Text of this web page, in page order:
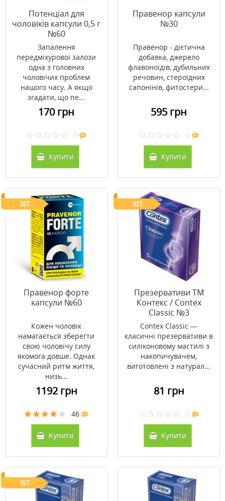
Потенціал для
чоловіків капсули 0,5 г
№60
Запалення
передміхурової залози
одна з головних
чоловічих проблем
нашого часу. А якщо
згадати, що пе...
170 грн
0
Купити
Правенор капсули
№30
Правенор - дієтична
добавка, джерело
флавоноїдів, дубильних
речовин, стероїдних
сапонінів, фитостери...
595 грн
0
Купити
ХІТ
Правенор форте
капсули №60
Кожен чоловік
намагається зберегти
свою чоловічу силу
якомога довше. Однак
сучасний ритм життя,
низь...
1192 грн
46
Купити
ХІТ
Презервативи ТМ
Контекс / Contex
Classic №3
Contex Classic —
класичні презервативи в
силіконовому мастилі з
накопичувачем,
виготовлені з натурал...
81 грн
0
Купити
ХІТ